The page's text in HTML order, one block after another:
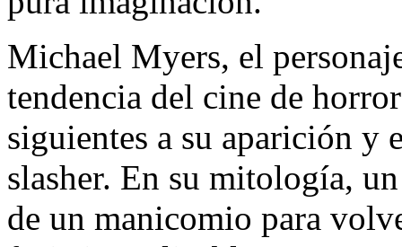
Michael Myers, el
tendencia del cine de
siguientes a su aparición y
slasher. En su mitología,
de un manicomio para